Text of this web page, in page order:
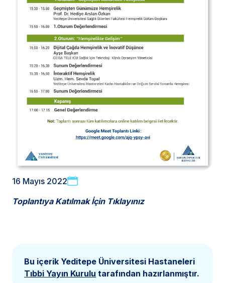
16 Mayıs 2022
Toplantıya Katılmak İçin Tıklayınız
Bu içerik Yeditepe Üniversitesi Hastaneleri
Tıbbi Yayın Kurulu tarafından hazırlanmıştır.